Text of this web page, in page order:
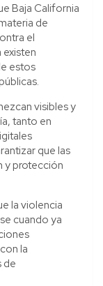
Baja California
de
el
estos
visibles y
tanto en
que las
y protección
la violencia
cuando ya
la
de